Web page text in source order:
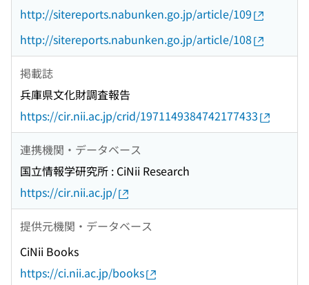
http://sitereports.nabunken.go.jp/article/109
http://sitereports.nabunken.go.jp/article/108
掲載誌
兵庫県文化財調査報告
https://cir.nii.ac.jp/crid/1971149384742177433
連携機関・データベース
国立情報学研究所 : CiNii Research
https://cir.nii.ac.jp/
提供元機関・データベース
CiNii Books
https://ci.nii.ac.jp/books